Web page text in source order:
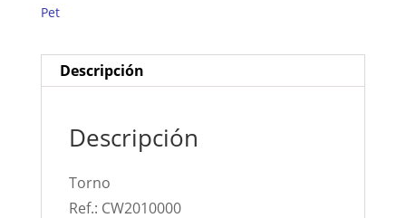
Pet
Descripción
Descripción
Torno
Ref.: CW2010000